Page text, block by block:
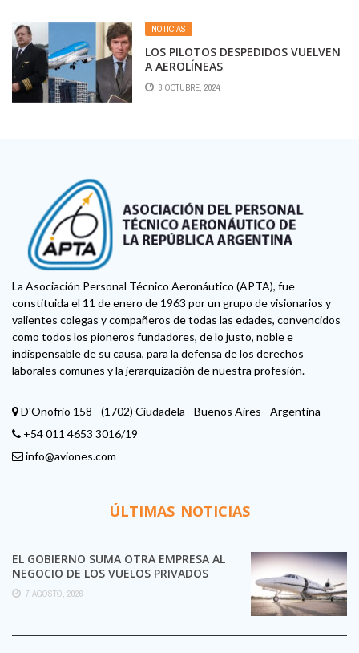
NOTICIAS
LOS PILOTOS DESPEDIDOS VUELVEN
A AEROLÍNEAS
8 OCTUBRE, 2024
La Asociación Personal Técnico Aeronáutico (APTA), fue
constituida el 11 de enero de 1963 por un grupo de visionarios y
valientes colegas y compañeros de todas las edades, convencidos
como todos los pioneros fundadores, de lo justo, noble e
indispensable de su causa, para la defensa de los derechos
laborales comunes y la jerarquización de nuestra profesión.
D'Onofrio 158 - (1702) Ciudadela - Buenos Aires - Argentina
+54 011 4653 3016/19
info@aviones.com
ÚLTIMAS NOTICIAS
EL GOBIERNO SUMA OTRA EMPRESA AL
NEGOCIO DE LOS VUELOS PRIVADOS
7 AGOSTO, 2026